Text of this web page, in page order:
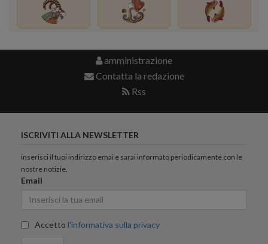
amministrazione
Contatta la redazione
Rss
ISCRIVITI ALLA NEWSLETTER
inserisci il tuoi indirizzo emai e sarai informato periodicamente con le
nostre notizie.
Email
Accetto l'informativa sulla privacy